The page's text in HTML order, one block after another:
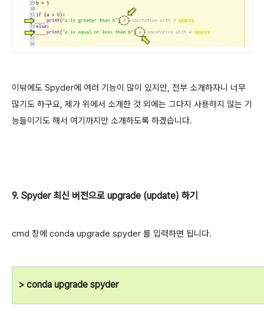
이밖에도 Spyder에 여러 기능이 많이 있지만, 전부 소개하자니 너무
많기도 하구요, 제가 위에서 소개한 것 외에는 그다지 사용하지 않는 기
능들이기도 해서 여기까지만 소개하도록 하겠습니다.
9. Spyder 최신 버전으로 upgrade (update) 하기
cmd 창에 conda upgrade spyder 를 입력하면 됩니다.
> conda upgrade spyder